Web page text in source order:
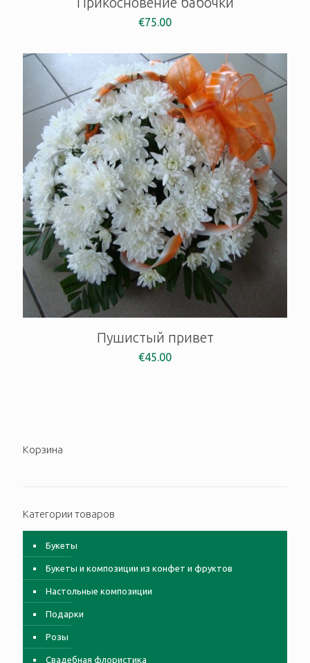
€75.00
Пушистый привет
€45.00
Корзина
Категории товаров
Букеты
Букеты и композиции из конфет и фруктов
Настольные композиции
Подарки
Розы
Свадебная флористика